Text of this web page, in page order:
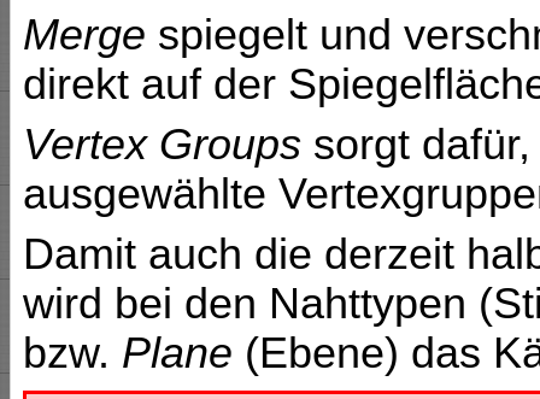
Merge spiegelt und
direkt auf der
Vertex Groups sorgt
ausgewählte
Damit auch die derzeit
wird bei den Nahttypen
bzw. Plane (Ebene) das